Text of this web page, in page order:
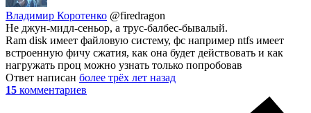
Владимир Коротенко @firedragon
Не джун-мидл-сеньор, а трус-балбес-бывалый.
Ram disk имеет файловую систему, фс например ntfs имеет
встроенную фичу сжатия, как она будет действовать и как
нагружать проц можно узнать только попробовав
Ответ написан более трёх лет назад
15 комментариев